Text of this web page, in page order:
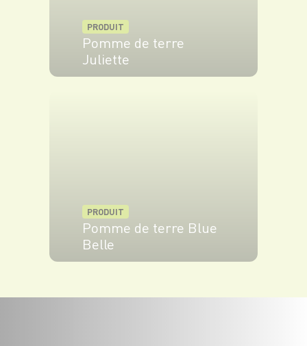
PRODUIT
Pomme de terre
Juliette
PRODUIT
Pomme de terre Blue
Belle